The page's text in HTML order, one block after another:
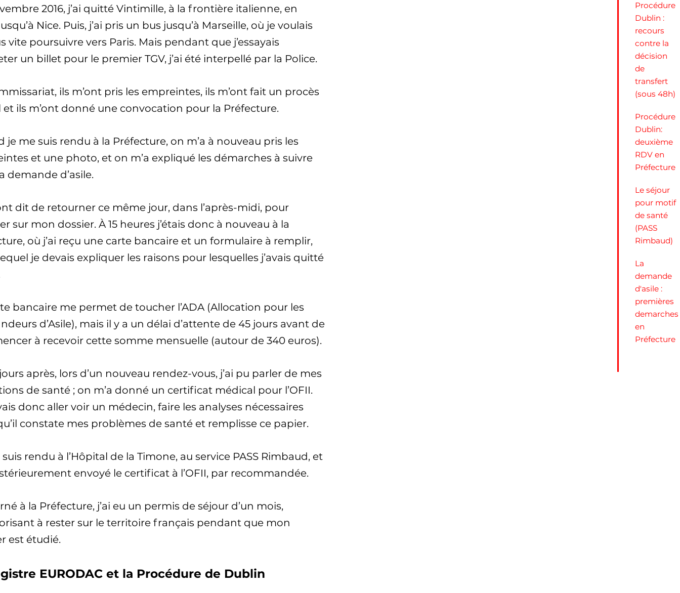
2016, j’ai quitté Vintimille, à la frontière italienne, en
Nice. Puis, j’ai pris un bus jusqu’à Marseille, où je voulais
vite poursuivre vers Paris. Mais pendant que j’essayais
un billet pour le premier TGV, j’ai été interpellé par la Police.
ils m’ont pris les empreintes, ils m’ont fait un procès
et ils m’ont donné une convocation pour la Préfecture.
je me suis rendu à la Préfecture, on m’a à nouveau pris les
et une photo, et on m’a expliqué les démarches à suivre
demande d’asile.
dit de retourner ce même jour, dans l’après-midi, pour
sur mon dossier. À 15 heures j’étais donc à nouveau à la
où j’ai reçu une carte bancaire et un formulaire à remplir,
je devais expliquer les raisons pour lesquelles j’avais quitté
bancaire me permet de toucher l’ADA (Allocation pour les
d’Asile), mais il y a un délai d’attente de 45 jours avant de
à recevoir cette somme mensuelle (autour de 340 euros).
après, lors d’un nouveau rendez-vous, j’ai pu parler de mes
de santé ; on m’a donné un certificat médical pour l’OFII.
donc aller voir un médecin, faire les analyses nécessaires
constate mes problèmes de santé et remplisse ce papier.
rendu à l’Hôpital de la Timone, au service PASS Rimbaud, et
envoyé le certificat à l’OFII, par recommandée.
à la Préfecture, j’ai eu un permis de séjour d’un mois,
à rester sur le territoire français pendant que mon
est étudié.
EURODAC et la Procédure de Dublin
Procédure
Dublin :
recours
contre la
décision
de
transfert
(sous 48h)
Procédure
Dublin:
deuxième
RDV en
Préfecture
Le séjour
pour motif
de santé
(PASS
Rimbaud)
La
demande
d'asile :
premières
demarches
en
Préfecture